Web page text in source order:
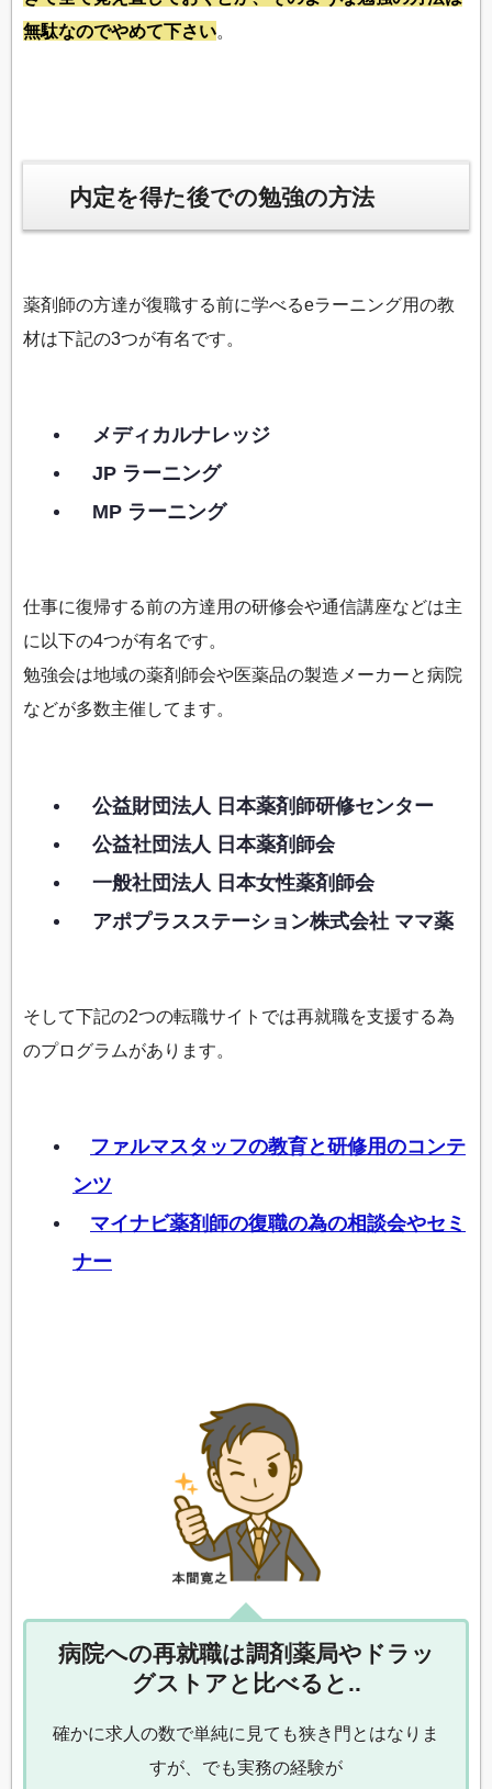
無駄なのでやめて下さい。
内定を得た後での勉強の方法
薬剤師の方達が復職する前に学べるeラーニング用の教
材は下記の3つが有名です。
メディカルナレッジ
JP ラーニング
MP ラーニング
仕事に復帰する前の方達用の研修会や通信講座などは主
に以下の4つが有名です。
勉強会は地域の薬剤師会や医薬品の製造メーカーと病院
などが多数主催してます。
公益財団法人 日本薬剤師研修センター
公益社団法人 日本薬剤師会
一般社団法人 日本女性薬剤師会
アポプラスステーション株式会社 ママ薬
そして下記の2つの転職サイトでは再就職を支援する為
のプログラムがあります。
ファルマスタッフの教育と研修用のコンテ
ンツ
マイナビ薬剤師の復職の為の相談会やセミ
ナー
病院への再就職は調剤薬局やドラッ
グストアと比べると..
確かに求人の数で単純に見ても狭き門とはなりま
すが、でも実務の経験が